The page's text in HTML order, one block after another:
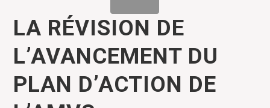
LA RÉVISION DE
L’AVANCEMENT DU
PLAN D’ACTION DE